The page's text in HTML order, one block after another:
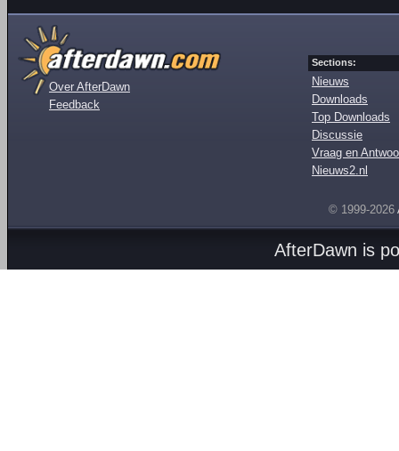
Over AfterDawn
Feedback
Sections:
Nieuws
Downloads
Top Downloads
Discussie
Vraag en
Nieuws2.nl
© 1999-2026
AfterDawn is